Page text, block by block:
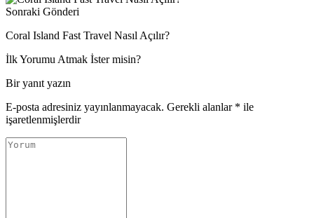
Sonraki Gönderi
Coral Island Fast Travel Nasıl Açılır?
İlk Yorumu Atmak İster misin?
Bir yanıt yazın
E-posta adresiniz yayınlanmayacak. Gerekli alanlar * ile
işaretlenmişlerdir